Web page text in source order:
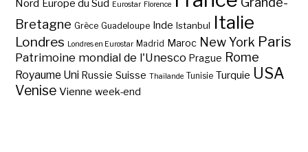
Nord Europe du Sud Eurostar Florence
Bretagne Grèce Guadeloupe Inde Istanbul Italie
Londres Londres en Eurostar Madrid Maroc New York Paris
Patrimoine mondial de l'Unesco Prague Rome
Royaume Uni Russie Suisse Thaïlande Tunisie Turquie USA
Venise Vienne week-end